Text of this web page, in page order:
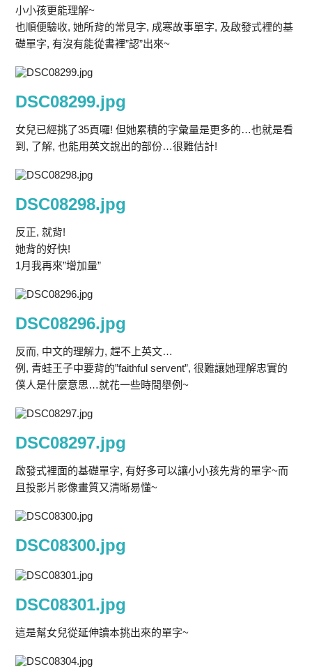
小小孩更能理解~
也順便驗收, 她所背的常見字, 成寒故事單字, 及啟發式裡的基
礎單字, 有沒有能從書裡”認”出來~
DSC08299.jpg
女兒已經挑了35頁囉! 但她累積的字彙量是更多的…也就是看
到, 了解, 也能用英文說出的部份…很難估計!
DSC08298.jpg
反正, 就背!
她背的好快!
1月我再來”增加量”
DSC08296.jpg
反而, 中文的理解力, 趕不上英文…
例, 青蛙王子中要背的”faithful servent”, 很難讓她理解忠實的
僕人是什麼意思…就花一些時間舉例~
DSC08297.jpg
啟發式裡面的基礎單字, 有好多可以讓小小孩先背的單字~而
且投影片影像畫質又清晰易懂~
DSC08300.jpg
DSC08301.jpg
這是幫女兒從延伸讀本挑出來的單字~